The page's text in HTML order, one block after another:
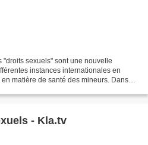
instances internationales en
matière de santé des mineurs. Dans
- Kla.tv